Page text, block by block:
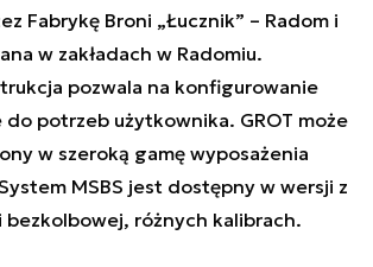
Fabrykę Broni „Łucznik” – Radom i
w zakładach w Radomiu.
pozwala na konfigurowanie
potrzeb użytkownika. GROT może
w szeroką gamę wyposażenia
MSBS jest dostępny w wersji z
bezkolbowej, różnych kalibrach.